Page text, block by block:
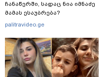
ჩანაწერში, სადაც ნია იმნაძე
მამას ესაუბრება?
palitravideo.ge